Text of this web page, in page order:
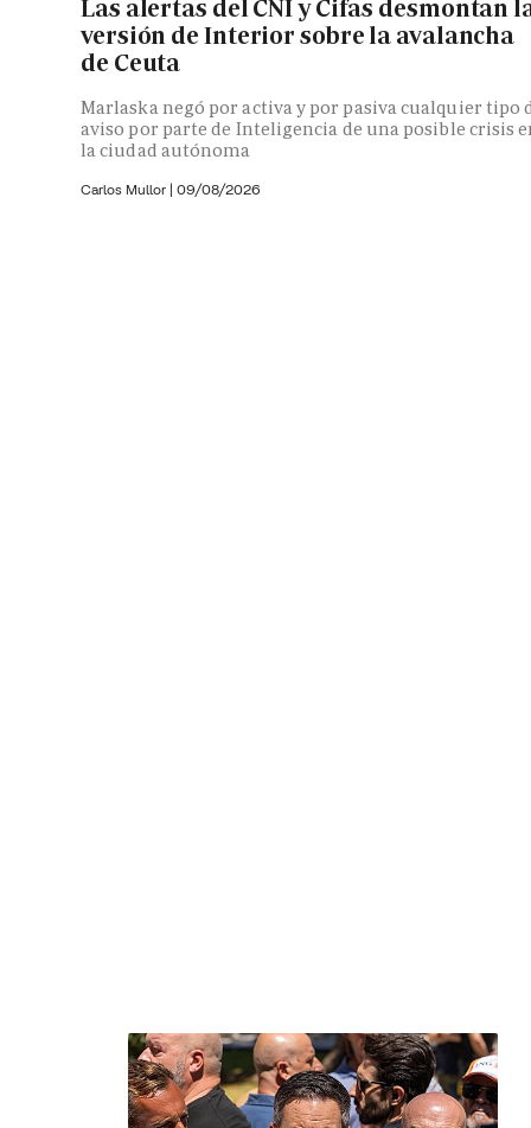
Las alertas del CNI y Cifas desmontan
versión de Interior sobre la avalancha
de Ceuta
Marlaska negó por activa y por pasiva cualquier tipo
aviso por parte de Inteligencia de una posible crisis
la ciudad autónoma
Carlos Mullor | 09/08/2026